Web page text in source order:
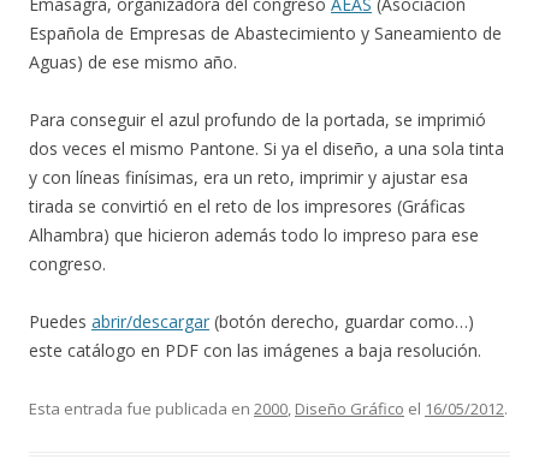
Española de Empresas de Abastecimiento y Saneamiento de
Aguas) de ese mismo año.
Para conseguir el azul profundo de la portada, se imprimió
dos veces el mismo Pantone. Si ya el diseño, a una sola tinta
y con líneas finísimas, era un reto, imprimir y ajustar esa
tirada se convirtió en el reto de los impresores (Gráficas
Alhambra) que hicieron además todo lo impreso para ese
congreso.
Puedes abrir/descargar (botón derecho, guardar como…)
este catálogo en PDF con las imágenes a baja resolución.
Esta entrada fue publicada en 2000, Diseño Gráfico el 16/05/2012.